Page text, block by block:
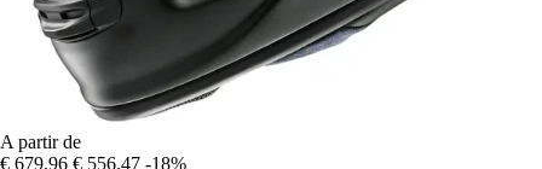
A partir de
€ 679,96 € 556,47 -18%